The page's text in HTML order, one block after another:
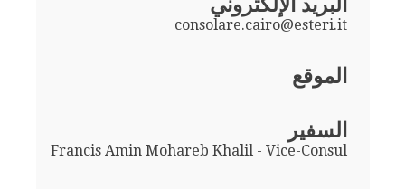
consolare.cairo@esteri.it
الموقع
السفير
Francis Amin Mohareb Khalil - Vice-Consul